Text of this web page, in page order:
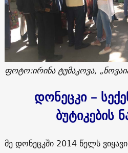
ფოტო:ირინა ტუმაკოვა,
დონეცკი –
ბუტიკების
მე დონეცკში 2014 წელს